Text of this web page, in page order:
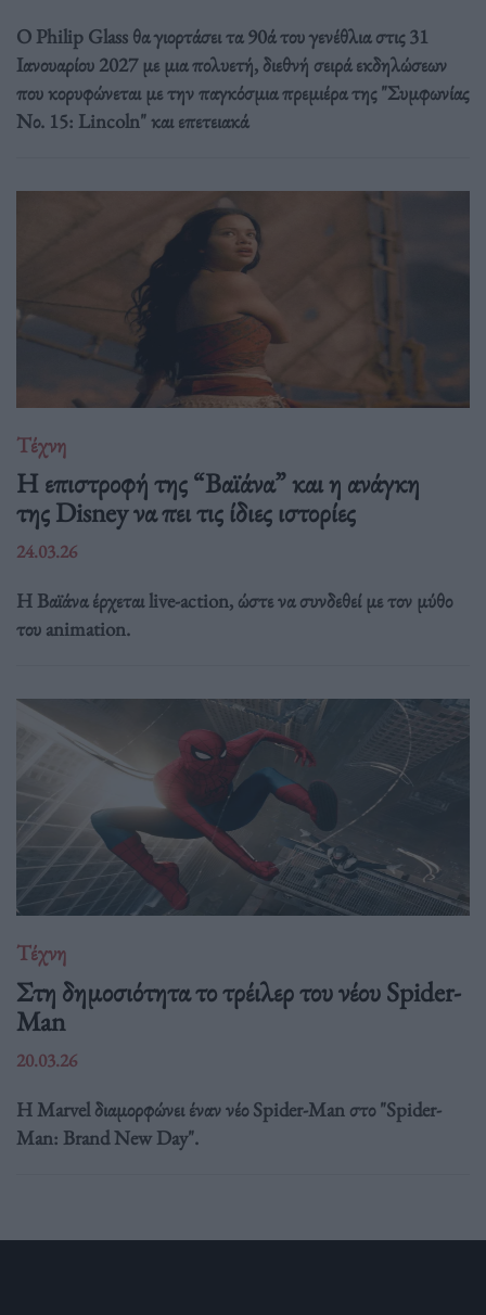
Ο Philip Glass θα γιορτάσει τα 90ά του γενέθλια στις 31
Ιανουαρίου 2027 με μια πολυετή, διεθνή σειρά εκδηλώσεων
που κορυφώνεται με την παγκόσμια πρεμιέρα της "Συμφωνίας
Νο. 15: Lincoln" και επετειακά
Τέχνη
Η επιστροφή της “Βαϊάνα” και η ανάγκη
της Disney να πει τις ίδιες ιστορίες
24.03.26
Η Βαϊάνα έρχεται live-action, ώστε να συνδεθεί με τον μύθο
του animation.
Τέχνη
Στη δημοσιότητα το τρέιλερ του νέου Spider-
Man
20.03.26
Η Marvel διαμορφώνει έναν νέο Spider-Man στο "Spider-
Man: Brand New Day".